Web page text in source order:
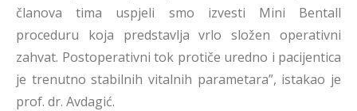
članova tima uspjeli smo izvesti Mini Bentall
proceduru koja predstavlja vrlo složen operativni
zahvat. Postoperativni tok protiče uredno i pacijentica
je trenutno stabilnih vitalnih parametara”, istakao je
prof. dr. Avdagić.